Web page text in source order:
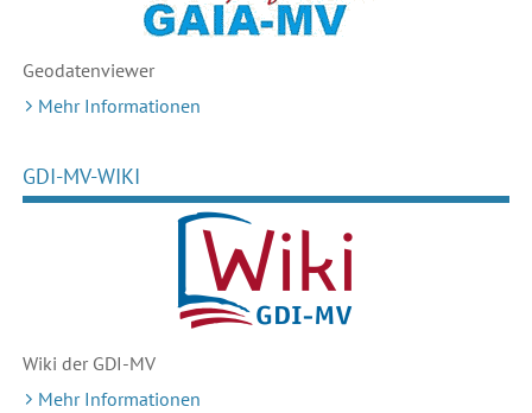
Geodatenviewer
Mehr Informationen
GDI-MV-WIKI
Wiki der GDI-MV
Mehr Informationen